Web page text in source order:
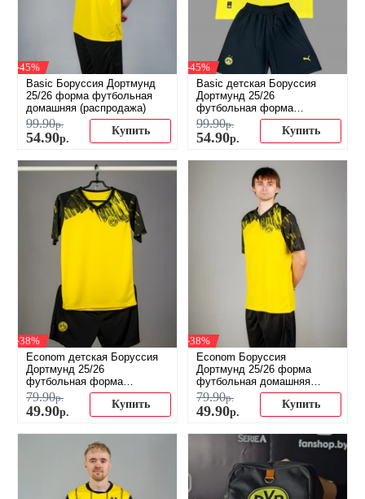
-45%
Basic Боруссия Дортмунд
25/26 форма футбольная
домашняя (распродажа)
99.90р.
54.90р.
Купить
-45%
Basic детская Боруссия
Дортмунд 25/26
футбольная форма
домашняя (распродажа)
99.90р.
54.90р.
Купить
-38%
Econom детская Боруссия
Дортмунд 25/26
футбольная форма
домашняя (распродажа)
79.90р.
49.90р.
Купить
-38%
Econom Боруссия
Дортмунд 25/26 форма
футбольная домашняя
(распродажа)
79.90р.
49.90р.
Купить